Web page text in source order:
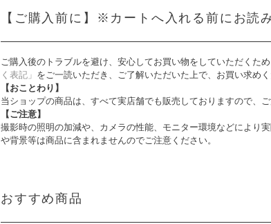
【ご購入前に】※カートへ入れる前にお読
ご購入後のトラブルを避け、安心してお買い物をしていただくた
く表記」 をご一読いただき、ご了解いただいた上で、お買い求めく
【おことわり】
当ショップの商品は、すべて実店舗でも販売しておりますので、
【ご注意】
撮影時の照明の加減や、カメラの性能、モニター環境などにより
や背景等は商品に含まれませんのでご注意ください。
おすすめ商品